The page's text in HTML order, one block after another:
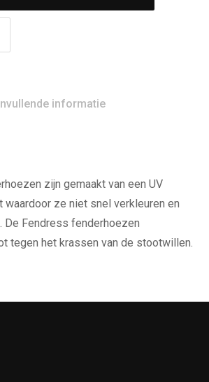
informatie
zijn gemaakt van een UV
waardoor ze niet snel verkleuren en
De Fendress fenderhoezen
tegen het krassen van de stootwillen.